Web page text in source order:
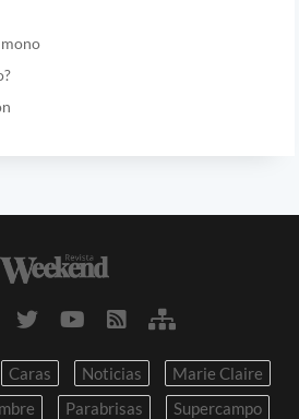
Caras Noticias
Marie Claire
Parabrisas
Supercampo